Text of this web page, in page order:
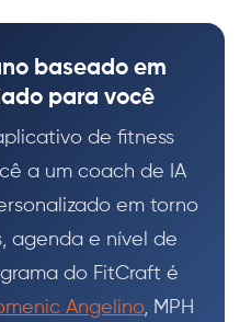
baseado em
para você
de fitness
a um coach de IA
em torno
agenda e nível de
do FitCraft é
Angelino, MPH